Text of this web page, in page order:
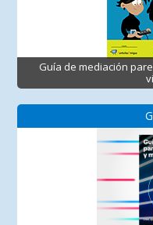
Guía de mediación